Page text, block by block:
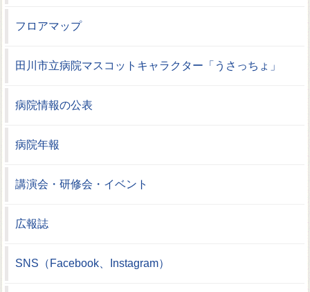
フロアマップ
田川市立病院マスコットキャラクター「うさっちょ」
病院情報の公表
病院年報
講演会・研修会・イベント
広報誌
SNS（Facebook、Instagram）